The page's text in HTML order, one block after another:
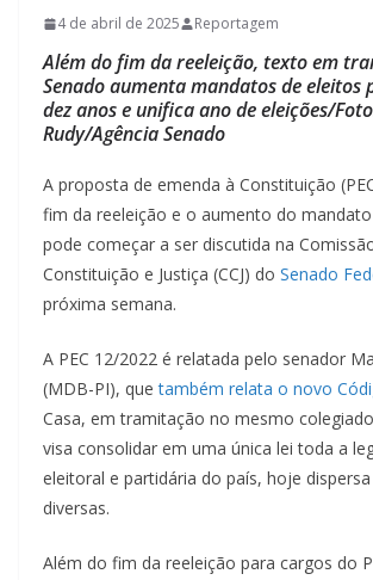
4 de abril de 2025 Reportagem
Além do fim da reeleição, texto em
Senado aumenta mandatos de eleitos
dez anos e unifica ano de eleições/
Rudy/Agência Senado
A proposta de emenda à Constituição
fim da reeleição e o aumento do
pode começar a ser discutida na
Constituição e Justiça (CCJ) do Senado
próxima semana.
A PEC 12/2022 é relatada pelo senador
(MDB-PI), quetambém relata o novo
Casa, em tramitação no mesmo
visa consolidar em uma única lei toda a
eleitoral e partidária do país, hoje
diversas.
Além do fim da reeleição para cargos do